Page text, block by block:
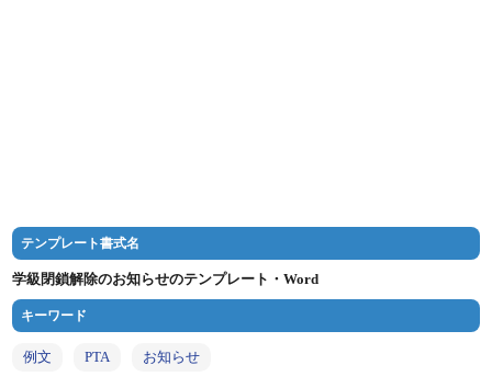
テンプレート書式名
学級閉鎖解除のお知らせのテンプレート・Word
キーワード
例文 PTA お知らせ